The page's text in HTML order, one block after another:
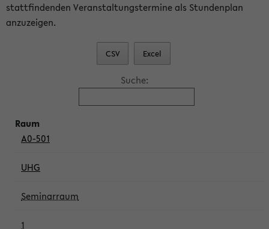
stattfindenden Veranstaltungstermine als Stundenplan
anzuzeigen.
CSV Excel
Suche:
A0-501
UHG
Seminarraum
1